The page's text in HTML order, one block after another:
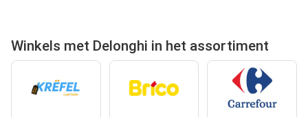
Winkels met Delonghi in het assortiment